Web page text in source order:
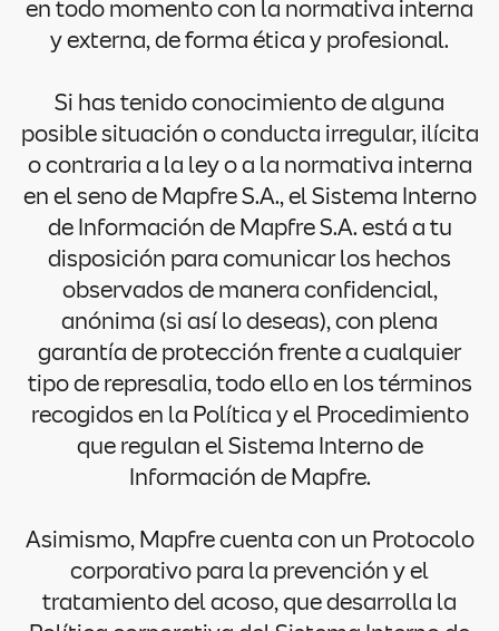
en todo momento con la normativa interna
y externa, de forma ética y profesional.
Si has tenido conocimiento de alguna
posible situación o conducta irregular, ilícita
o contraria a la ley o a la normativa interna
en el seno de Mapfre S.A., el Sistema Interno
de Información de Mapfre S.A. está a tu
disposición para comunicar los hechos
observados de manera confidencial,
anónima (si así lo deseas), con plena
garantía de protección frente a cualquier
tipo de represalia, todo ello en los términos
recogidos en la Política y el Procedimiento
que regulan el Sistema Interno de
Información de Mapfre.
Asimismo, Mapfre cuenta con un Protocolo
corporativo para la prevención y el
tratamiento del acoso, que desarrolla la